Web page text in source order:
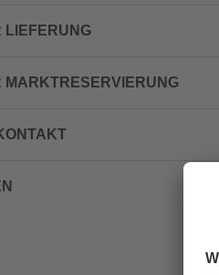
LIEFERUNG
MARKTRESERVIERUNG